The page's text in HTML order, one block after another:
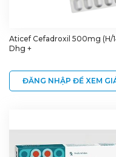
Aticef Cefadroxil 500mg (H/
Dhg +
ĐĂNG NHẬP ĐỂ XEM